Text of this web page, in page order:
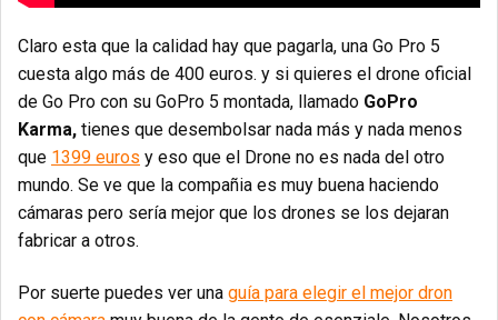
Claro esta que la calidad hay que pagarla, una Go Pro 5
cuesta algo más de 400 euros. y si quieres el drone oficial
de Go Pro con su GoPro 5 montada, llamado GoPro
Karma, tienes que desembolsar nada más y nada menos
que 1399 euros y eso que el Drone no es nada del otro
mundo. Se ve que la compañia es muy buena haciendo
cámaras pero sería mejor que los drones se los dejaran
fabricar a otros.
Por suerte puedes ver una guía para elegir el mejor dron